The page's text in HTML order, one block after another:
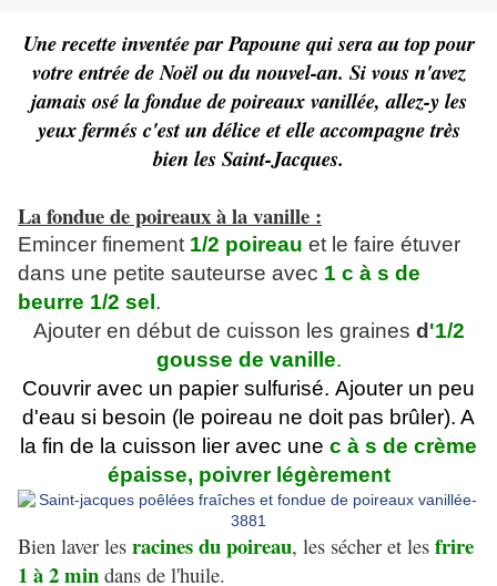
Une recette inventée par Papoune qui sera au top pour
votre entrée de Noël ou du nouvel-an. Si vous n'avez
jamais osé la fondue de poireaux vanillée, allez-y les
yeux fermés c'est un délice et elle accompagne très
bien les Saint-Jacques.
La fondue de poireaux à la vanille :
Emincer finement 1/2 poireau et le faire étuver
dans une petite sauteurse avec 1 c à s de
beurre 1/2 sel .
Ajouter en début de cuisson les graines d '1/2
gousse de vanille.
Couvrir avec un papier sulfurisé. Ajouter un peu
d'eau si besoin (le poireau ne doit pas brûler). A
la fin de la cuisson lier avec une c à s de crème
épaisse, poivrer légèrement
Bien laver les racines du poireau, les sécher et les frire
1 à 2 min dans de l'huile.